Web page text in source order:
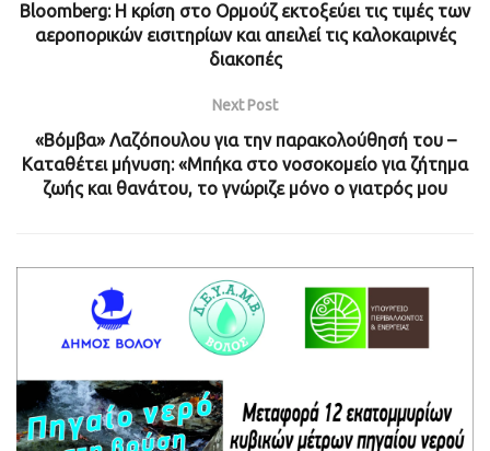
Bloomberg: Η κρίση στο Ορμούζ εκτοξεύει τις τιμές των
αεροπορικών εισιτηρίων και απειλεί τις καλοκαιρινές
διακοπές
Next Post
«Βόμβα» Λαζόπουλου για την παρακολούθησή του –
Καταθέτει μήνυση: «Μπήκα στο νοσοκομείο για ζήτημα
ζωής και θανάτου, το γνώριζε μόνο ο γιατρός μου